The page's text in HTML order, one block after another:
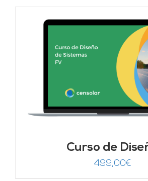
Curso de
499,00€